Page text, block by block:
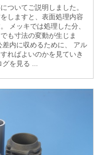
ついてご説明しました。
しますと、表面処理内容
メッキでは処理した分、
も寸法の変動が生じま
内に収めるために、 アル
ればよいのかを見ていき
を見る ...